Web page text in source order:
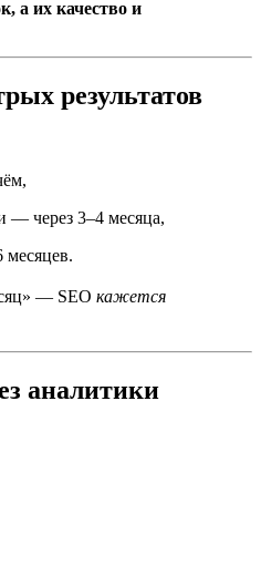
а их качество и
результатов
— через 3–4 месяца,
— SEO кажется
аналитики